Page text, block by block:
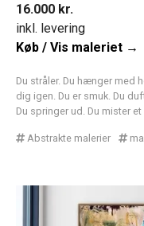
16.000 kr.
inkl. levering
Køb / Vis maleriet →
Du stråler. Du hænger med
dig igen. Du er smuk. Du
Du springer ud. Du mister et
Abstrakte malerier